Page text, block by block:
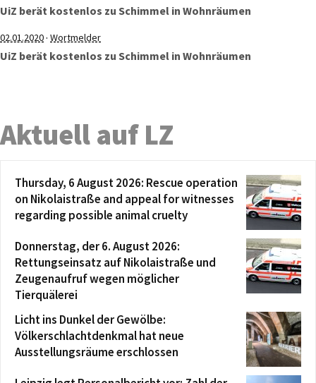
UiZ berät kostenlos zu Schimmel in Wohnräumen
02.01.2020· Wortmelder
UiZ berät kostenlos zu Schimmel in Wohnräumen
Aktuell auf LZ
Thursday, 6 August 2026: Rescue operation
on Nikolaistraße and appeal for witnesses
regarding possible animal cruelty
Donnerstag, der 6. August 2026:
Rettungseinsatz auf Nikolaistraße und
Zeugenaufruf wegen möglicher
Tierquälerei
Licht ins Dunkel der Gewölbe:
Völkerschlachtdenkmal hat neue
Ausstellungsräume erschlossen